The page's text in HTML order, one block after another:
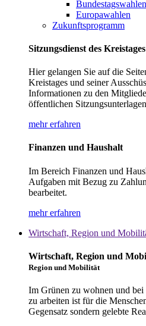
Bundestagswahlen
Europawahlen
Zukunftsprogramm
Sitzungsdienst des Kreistages
Hier gelangen Sie auf die
Kreistages und seiner
Informationen zu den
öffentlichen
mehr erfahren
Finanzen und Haushalt
Im Bereich Finanzen und
Aufgaben mit Bezug zu
bearbeitet.
mehr erfahren
Wirtschaft, Region und
Wirtschaft, Region und
Region und Mobilität
Im Grünen zu wohnen und
zu arbeiten ist für die
Gegensatz sondern gelebte